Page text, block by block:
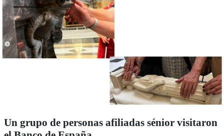
Un grupo de personas afiliadas sénior visitaron